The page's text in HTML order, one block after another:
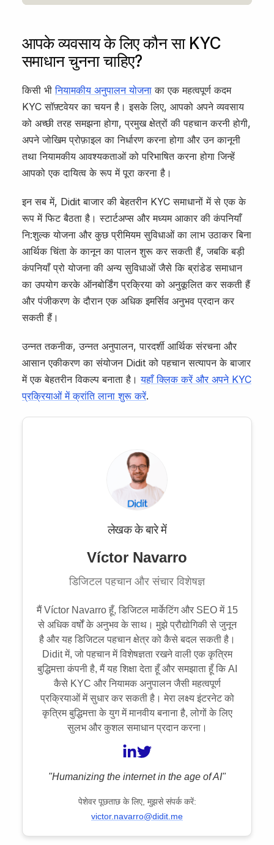
आपके व्यवसाय के लिए कौन सा KYC
समाधान चुनना चाहिए?
किसी भीनियामकीय अनुपालन योजना का एक महत्वपूर्ण कदम
KYC सॉफ़्टवेयर का चयन है। इसके लिए, आपको अपने व्यवसाय
को अच्छी तरह समझना होगा, प्रमुख क्षेत्रों की पहचान करनी होगी,
अपने जोखिम प्रोफ़ाइल का निर्धारण करना होगा और उन कानूनी
तथा नियामकीय आवश्यकताओं को परिभाषित करना होगा जिन्हें
आपको एक दायित्व के रूप में पूरा करना है।
इन सब में, Didit बाजार की बेहतरीन KYC समाधानों में से एक के
रूप में फिट बैठता है। स्टार्टअप्स और मध्यम आकार की कंपनियाँ
नि:शुल्क योजना और कुछ प्रीमियम सुविधाओं का लाभ उठाकर बिना
आर्थिक चिंता के कानून का पालन शुरू कर सकती हैं, जबकि बड़ी
कंपनियाँ प्रो योजना की अन्य सुविधाओं जैसे कि ब्रांडेड समाधान
का उपयोग करके ऑनबोर्डिंग प्रक्रिया को अनुकूलित कर सकती हैं
और पंजीकरण के दौरान एक अधिक इमर्सिव अनुभव प्रदान कर
सकती हैं।
उन्नत तकनीक, उन्नत अनुपालन, पारदर्शी आर्थिक संरचना और
आसान एकीकरण का संयोजन Didit को पहचान सत्यापन के बाजार
में एक बेहतरीन विकल्प बनाता है।यहाँ क्लिक करें और अपने KYC
प्रक्रियाओं में क्रांति लाना शुरू करें.
लेखक के बारे में
Víctor Navarro
डिजिटल पहचान और संचार विशेषज्ञ
मैं Víctor Navarro हूँ, डिजिटल मार्केटिंग और SEO में 15
से अधिक वर्षों के अनुभव के साथ। मुझे प्रौद्योगिकी से जुनून
है और यह डिजिटल पहचान क्षेत्र को कैसे बदल सकती है।
Didit में, जो पहचान में विशेषज्ञता रखने वाली एक कृत्रिम
बुद्धिमत्ता कंपनी है, मैं यह शिक्षा देता हूँ और समझाता हूँ कि AI
कैसे KYC और नियामक अनुपालन जैसी महत्वपूर्ण
प्रक्रियाओं में सुधार कर सकती है। मेरा लक्ष्य इंटरनेट को
कृत्रिम बुद्धिमत्ता के युग में मानवीय बनाना है, लोगों के लिए
सुलभ और कुशल समाधान प्रदान करना।
"Humanizing the internet in the age of AI"
पेशेवर पूछताछ के लिए, मुझसे संपर्क करें:
victor.navarro@didit.me